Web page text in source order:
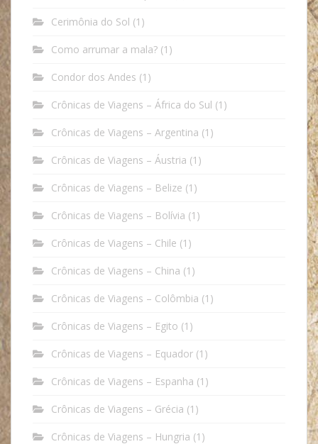
Cerimônia do Sol (1)
Como arrumar a mala? (1)
Condor dos Andes (1)
Crônicas de Viagens – África do Sul (1)
Crônicas de Viagens – Argentina (1)
Crônicas de Viagens – Áustria (1)
Crônicas de Viagens – Belize (1)
Crônicas de Viagens – Bolívia (1)
Crônicas de Viagens – Chile (1)
Crônicas de Viagens – China (1)
Crônicas de Viagens – Colômbia (1)
Crônicas de Viagens – Egito (1)
Crônicas de Viagens – Equador (1)
Crônicas de Viagens – Espanha (1)
Crônicas de Viagens – Grécia (1)
Crônicas de Viagens – Hungria (1)